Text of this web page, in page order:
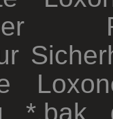
*.bak